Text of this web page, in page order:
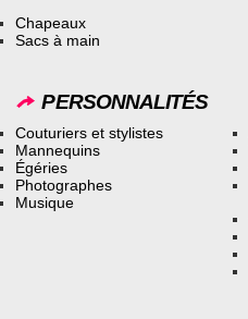
Chapeaux
Sacs à main
PERSONNALITÉS
Couturiers et stylistes
Mannequins
Égéries
Photographes
Musique